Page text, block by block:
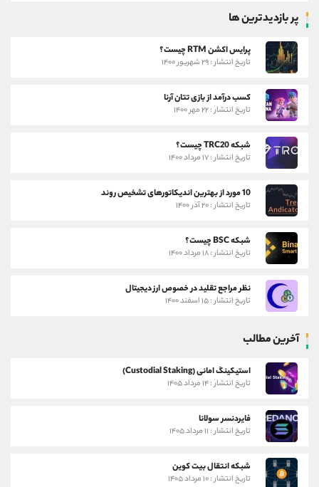
پر بازدیدترین ها
پرایس اکشن RTM چیست؟
تاریخ انتشار : ۲۹ شهریور ۱۴۰۰
کسب درآمد از بازی تتان آرنا
تاریخ انتشار : ۲۲ مهر ۱۴۰۰
شبکه TRC20 چیست؟
تاریخ انتشار : ۱۷ مرداد ۱۴۰۰
10 مورد از بهترین اندیکاتورهای تشخیص روند
تاریخ انتشار : ۲۰ آذر ۱۴۰۰
شبکه BSC چیست؟
تاریخ انتشار : ۱۸ مرداد ۱۴۰۰
نظر مراجع تقلید در خصوص ارز دیجیتال
تاریخ انتشار : ۱۵ اسفند ۱۴۰۰
آخرین مطالب
استیکینگ امانی (Custodial Staking)
تاریخ انتشار : ۱۴ مرداد ۱۴۰۵
فایردنسر سولانا
تاریخ انتشار : ۱۱ مرداد ۱۴۰۵
شبکه انتقال بیت کوین
تاریخ انتشار : ۱۰ مرداد ۱۴۰۵